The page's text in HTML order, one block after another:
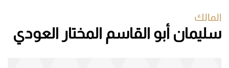
المالك
سليمان أبو القاسم المختار العودي